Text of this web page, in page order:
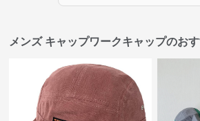
メンズ キャップワークキャップのお